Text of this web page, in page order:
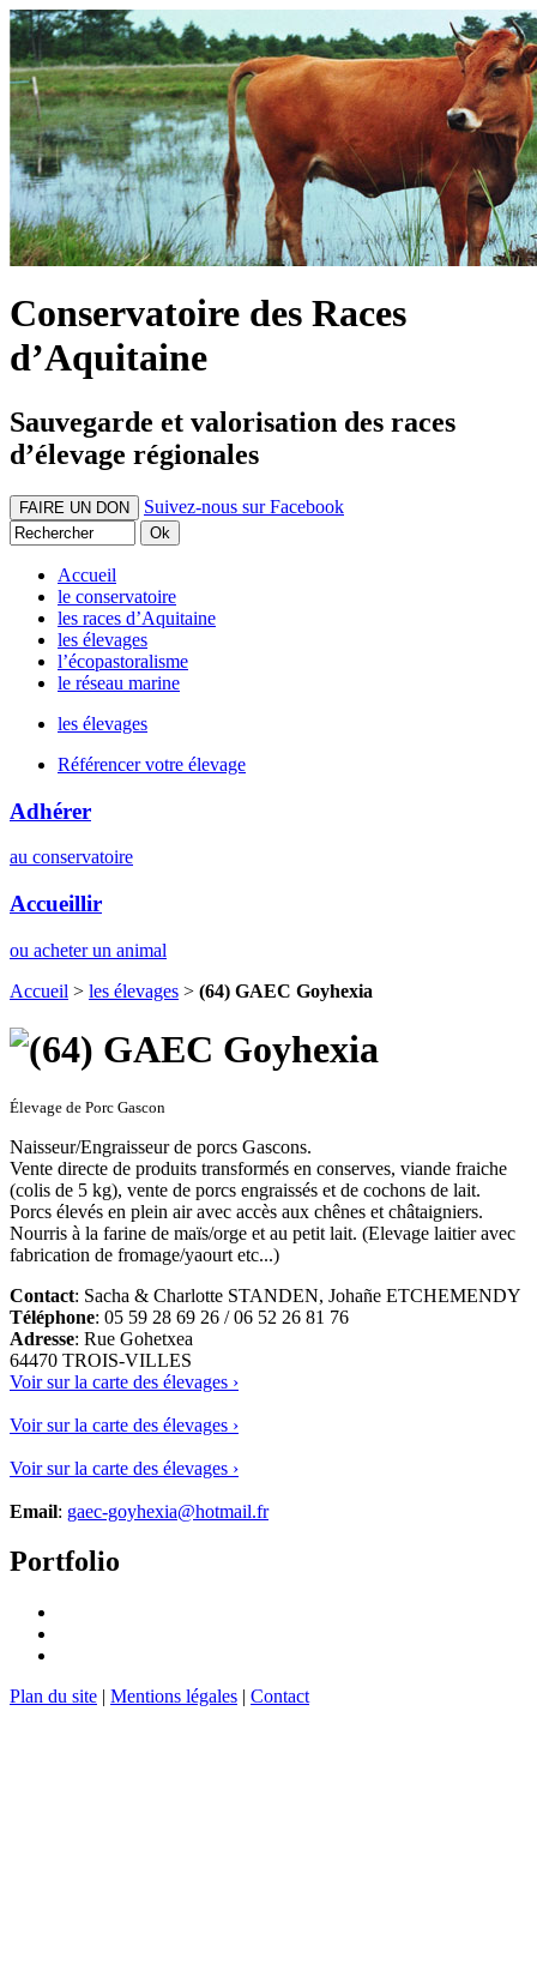
Conservatoire des Races
d’Aquitaine
Sauvegarde et valorisation des races
d’élevage régionales
FAIRE UN DON Suivez-nous sur Facebook
Accueil
le conservatoire
les races d’Aquitaine
les élevages
l’écopastoralisme
le réseau marine
les élevages
Référencer votre élevage
Adhérer
au conservatoire
Accueillir
ou acheter un animal
Accueil > les élevages > (64) GAEC Goyhexia
Élevage de Porc Gascon
Naisseur/Engraisseur de porcs Gascons.
Vente directe de produits transformés en conserves, viande fraiche
(colis de 5 kg), vente de porcs engraissés et de cochons de lait.
Porcs élevés en plein air avec accès aux chênes et châtaigniers.
Nourris à la farine de maïs/orge et au petit lait. (Elevage laitier avec
fabrication de fromage/yaourt etc...)
Contact: Sacha & Charlotte STANDEN, Johañe ETCHEMENDY
Téléphone: 05 59 28 69 26 / 06 52 26 81 76
Adresse: Rue Gohetxea
64470 TROIS-VILLES
Voir sur la carte des élevages ›
Voir sur la carte des élevages ›
Voir sur la carte des élevages ›
Email: gaec-goyhexia@hotmail.fr
Portfolio
Plan du site | Mentions légales | Contact